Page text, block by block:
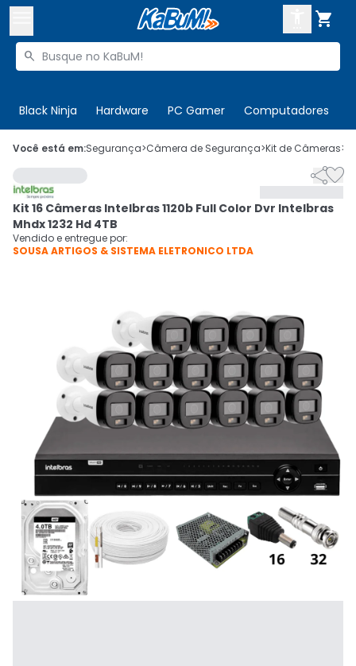

Buscar produtos

Black Ninja Hardware PC Gamer Computadores
 Olá. Acesse sua conta
 Departamentos
Cupons
Mais Vendidos
CADASTRE-SE
Você está em:Segurança>Câmera de Segurança>Kit de Câmeras>

Kit 16 Câmeras Intelbras 1120b Full Color Dvr Intelbras
Mhdx 1232 Hd 4TB
Vendido e entregue por:
SOUSA ARTIGOS & SISTEMA ELETRONICO LTDA